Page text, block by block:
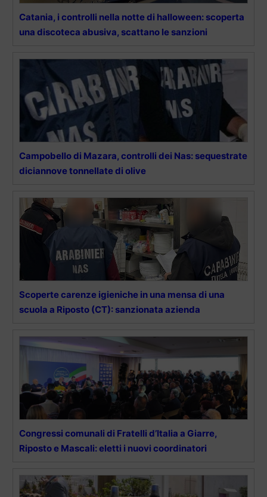
Catania, i controlli nella notte di halloween: scoperta
una discoteca abusiva, scattano le sanzioni
Campobello di Mazara, controlli dei Nas: sequestrate
diciannove tonnellate di olive
Scoperte carenze igieniche in una mensa di una
scuola a Riposto (CT): sanzionata azienda
Congressi comunali di Fratelli d’Italia a Giarre,
Riposto e Mascali: eletti i nuovi coordinatori